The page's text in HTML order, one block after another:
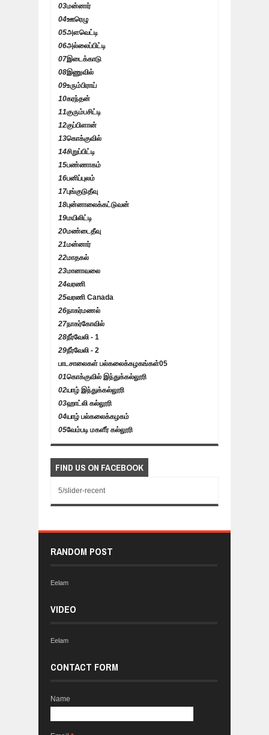
03மன்னார்
04ஊரெழு
05அளவெட்டி
06அல்லைப்பிட்டி
07இடைக்காடு
08இணுவில்
09உரும்பிராய்
10கரந்தன்
11குரும்பசிட்டி
12குப்பிளான்
13கொக்குவில்
14சிறுப்பிட்டி
15பண்ணாகம்
16பனிப்புலம்
17புங்குடுதீவு
18புன்னாலைக்கட்டுவன்
19மயிலிட்டி
20மண்டைதீவு
21மன்னார்
22மாதகல்
23மானாவலை
24வரணி
25வரணி Canada
26நாகர்மணல்
27நாகர்கோவில்
28நீர்வேலி - 1
29நீர்வேலி - 2
பாடசாலைகள் பல்கலைக்கழகங்கள்05
01கொக்குவில் இந்துக்கல்லூரி
02யாழ் இந்துக்கல்லூரி
03ஹாட்லி கல்லூரி
04யாழ் பல்கலைக்கழகம்
05வேம்படி மகளீர் கல்லூரி
FIND US ON FACEBOOK
5/slider-recent
RANDOM POST
Eelam
VIDEO
Eelam
CONTACT FORM
Name